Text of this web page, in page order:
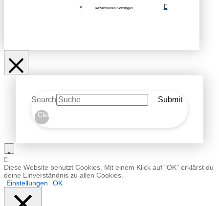
Rezensionen Sonstiges
Search Submit
Clear
Diese Website benutzt Cookies. Mit einem Klick auf "OK" erklärst du
deine Einverständnis zu allen Cookies.
Einstellungen
OK